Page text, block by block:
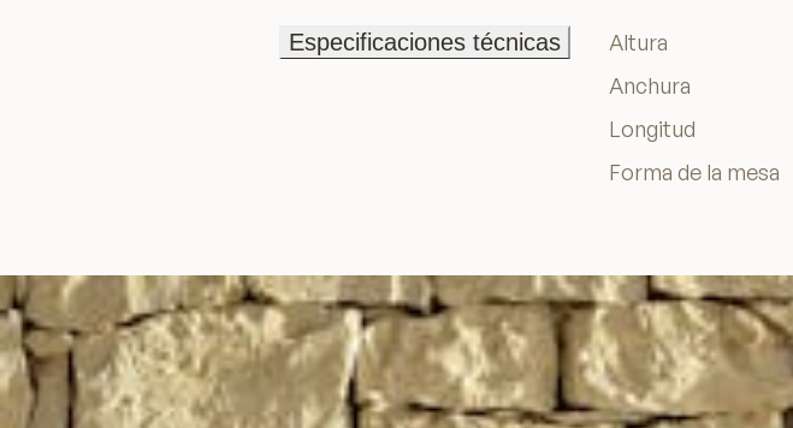
Especificaciones técnicas
Altura
Anchura
Longitud
Forma de la mesa